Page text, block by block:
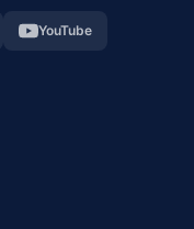
YouTube